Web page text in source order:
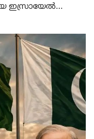
ഇസ്രായേൽ...